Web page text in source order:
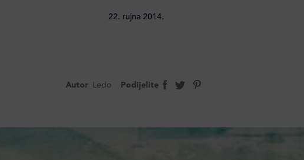
22. rujna 2014.
Autor Ledo Podijelite